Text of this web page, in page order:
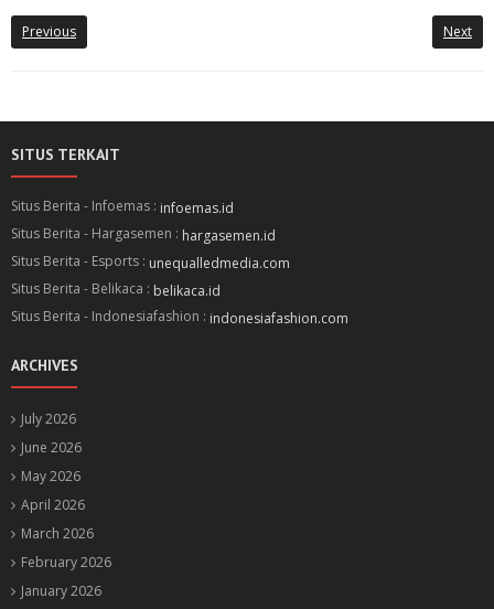
Previous Next
SITUS TERKAIT
Situs Berita - Infoemas : infoemas.id
Situs Berita - Hargasemen : hargasemen.id
Situs Berita - Esports : unequalledmedia.com
Situs Berita - Belikaca : belikaca.id
Situs Berita - Indonesiafashion : indonesiafashion.com
ARCHIVES
July 2026
June 2026
May 2026
April 2026
March 2026
February 2026
January 2026